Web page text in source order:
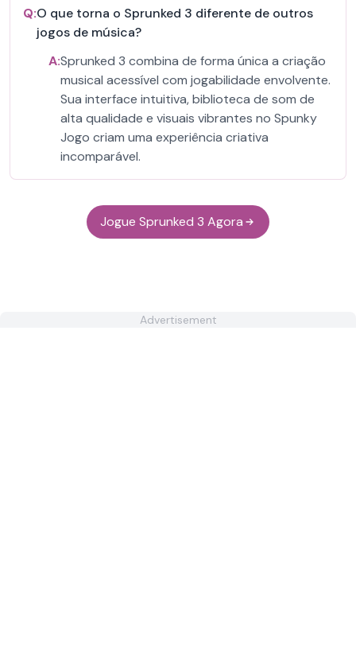
Q:O que torna o Sprunked 3 diferente de outros
jogos de música?
A:Sprunked 3 combina de forma única a criação
musical acessível com jogabilidade envolvente.
Sua interface intuitiva, biblioteca de som de
alta qualidade e visuais vibrantes no Spunky
Jogo criam uma experiência criativa
incomparável.
Jogue Sprunked 3 Agora
Advertisement